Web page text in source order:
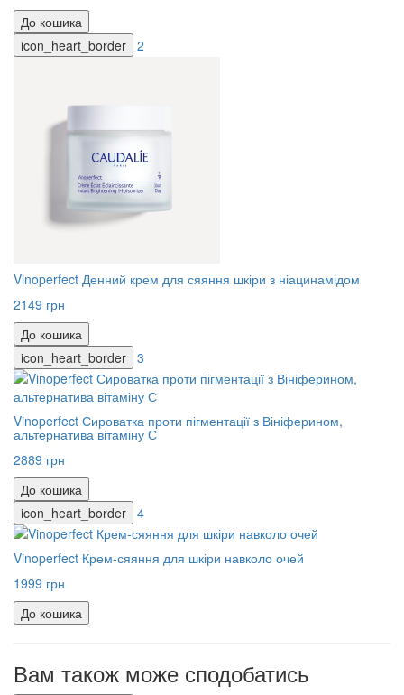
До кошика
icon_heart_border 2
Vinoperfect Денний крем для сяяння шкіри з ніацинамідом
2149 грн
До кошика
icon_heart_border 3
Vinoperfect Сироватка проти пігментації з Вініферином,
альтернатива вітаміну С
2889 грн
До кошика
icon_heart_border 4
Vinoperfect Крем-сяяння для шкіри навколо очей
1999 грн
До кошика
Вам також може сподобатись